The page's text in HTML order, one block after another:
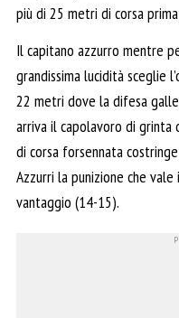
più di 25 metri di corsa
Il capitano azzurro mentre
grandissima lucidità sceglie
22 metri dove la difesa
arriva il capolavoro di grinta
di corsa forsennata
Azzurri la punizione che
vantaggio (14-15).